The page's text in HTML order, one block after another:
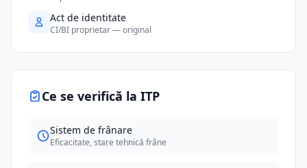
Act de identitate
CI/BI proprietar — original
Ce se verifică la ITP
Sistem de frânare
Eficacitate, stare tehnică frâne